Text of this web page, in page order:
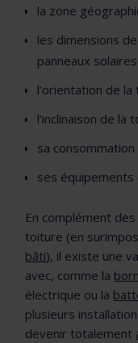
la zone
les dimensions
panneaux solaires
l’orientation de la
l’inclinaison de la
sa consommation
ses équipements
En complément
toiture (en
bâti), il existe une
avec, comme la
électrique ou la
plusieurs
devenir totalement